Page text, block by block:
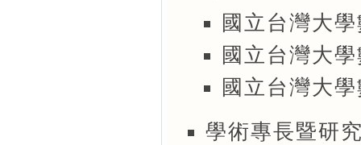
國立台灣大
國立台灣大
國立台灣大
學術專長暨研